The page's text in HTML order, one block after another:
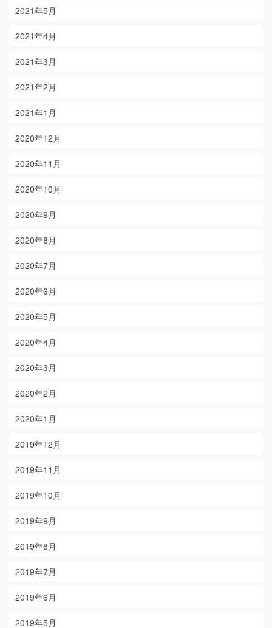
2021年5月
2021年4月
2021年3月
2021年2月
2021年1月
2020年12月
2020年11月
2020年10月
2020年9月
2020年8月
2020年7月
2020年6月
2020年5月
2020年4月
2020年3月
2020年2月
2020年1月
2019年12月
2019年11月
2019年10月
2019年9月
2019年8月
2019年7月
2019年6月
2019年5月